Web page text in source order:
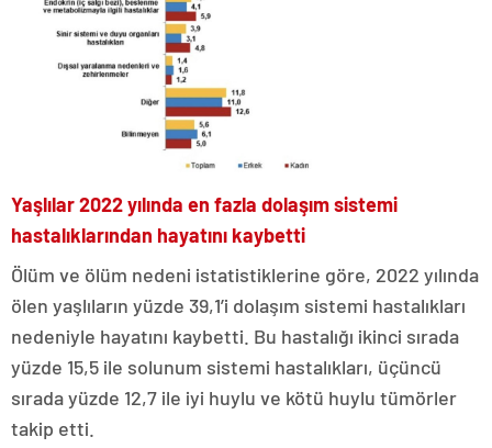
Yaşlılar 2022 yılında en fazla dolaşım sistemi
hastalıklarından hayatını kaybetti
Ölüm ve ölüm nedeni istatistiklerine göre, 2022 yılında
ölen yaşlıların yüzde 39,1’i dolaşım sistemi hastalıkları
nedeniyle hayatını kaybetti. Bu hastalığı ikinci sırada
yüzde 15,5 ile solunum sistemi hastalıkları, üçüncü
sırada yüzde 12,7 ile iyi huylu ve kötü huylu tümörler
takip etti.